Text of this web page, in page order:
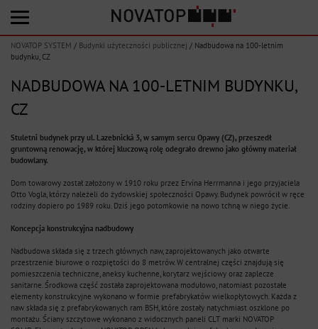
NOVATOP SYSTEM / Budynki użyteczności publicznej / Nadbudowa na 100-letnim
budynku, CZ
NADBUDOWA NA 100-LETNIM BUDYNKU,
CZ
Stuletni budynek przy ul. Lazebnická 3, w samym sercu Opawy (CZ), przeszedł
gruntowną renowację, w której kluczową rolę odegrało drewno jako główny materiał
budowlany.
Dom towarowy został założony w 1910 roku przez Ervína Herrmanna i jego przyjaciela
Otto Vogla, którzy należeli do żydowskiej społeczności Opawy. Budynek powrócił w ręce
rodziny dopiero po 1989 roku. Dziś jego potomkowie na nowo tchną w niego życie.
Koncepcja konstrukcyjna nadbudowy
Nadbudowa składa się z trzech głównych naw, zaprojektowanych jako otwarte
przestrzenie biurowe o rozpiętości do 8 metrów. W centralnej części znajdują się
pomieszczenia techniczne, aneksy kuchenne, korytarz wejściowy oraz zaplecze
sanitarne. Środkowa część została zaprojektowana modułowo, natomiast pozostałe
elementy konstrukcyjne wykonano w formie prefabrykatów wielkopłytowych. Każda z
naw składa się z prefabrykowanych ram BSH, które zostały natychmiast oszklone po
montażu. Ściany szczytowe wykonano z widocznych paneli CLT marki NOVATOP